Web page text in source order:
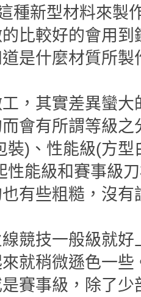
種新型材料來製
比較好的會用
是什麼材質所製
，其實差異蠻
會有所謂等級
裝)、性能級(方
性能級和賽事級
有些粗糙，沒
競技一般級就
就稍微遜色一
賽事級，除了